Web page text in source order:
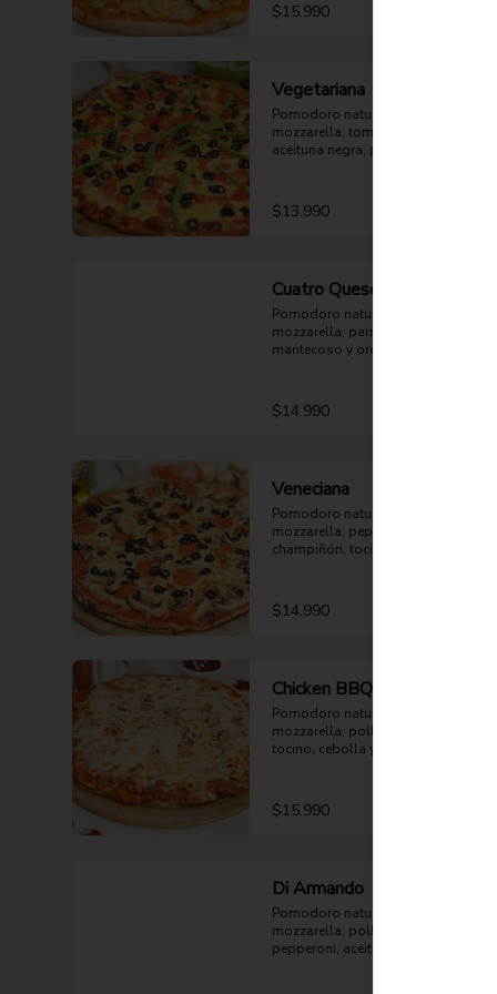
$15.990
Vegetariana
Pomodoro natural, queso
mozzarella, tomate, choclo,
aceituna negra, pimentón verde y
$13.990
Cuatro Quesos
Pomodoro natural, queso
mozzarella, parmesano, cheddar,
mantecoso y orégano.
$14.990
Veneciana
Pomodoro natural, queso
mozzarella, pepperoni,
champiñón, tocino, aceituna negra
$14.990
Chicken BBQ
Pomodoro natural, queso
mozzarella, pollo bbq mechado,
tocino, cebolla y orégano.
$15.990
Di Armando
Pomodoro natural, queso
mozzarella, pollo mechado,
pepperoni, aceituna negra, choclo